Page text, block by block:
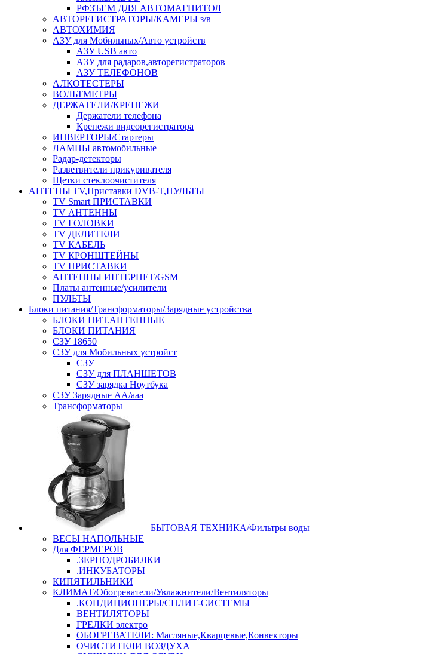
РФЗЪЕМ ДЛЯ АВТОМАГНИТОЛ
АВТОРЕГИСТРАТОРЫ/КАМЕРЫ з/в
АВТОХИМИЯ
АЗУ для Мобильных/Авто устройств
АЗУ USB авто
АЗУ для радаров,авторегистраторов
АЗУ ТЕЛЕФОНОВ
АЛКОТЕСТЕРЫ
ВОЛЬТМЕТРЫ
ДЕРЖАТЕЛИ/КРЕПЕЖИ
Держатели телефона
Крепежи видеорегистратора
ИНВЕРТОРЫ/Стартеры
ЛАМПЫ автомобильные
Радар-детекторы
Разветвители прикуривателя
Щетки стеклоочистителя
АНТЕНЫ ТV,Приставки DVB-T,ПУЛЬТЫ
TV Smart ПРИСТАВКИ
TV АНТЕННЫ
TV ГОЛОВКИ
TV ДЕЛИТЕЛИ
TV КАБЕЛЬ
TV КРОНШТЕЙНЫ
TV ПРИСТАВКИ
АНТЕННЫ ИНТЕРНЕТ/GSM
Платы антенные/усилители
ПУЛЬТЫ
Блоки питания/Трансформаторы/Зарядные устройства
БЛОКИ ПИТ.АНТЕННЫЕ
БЛОКИ ПИТАНИЯ
СЗУ 18650
СЗУ для Мобильных устройст
СЗУ
СЗУ для ПЛАНШЕТОВ
СЗУ зарядка Ноутбука
СЗУ Зарядные АА/ааа
Трансформаторы
БЫТОВАЯ ТЕХНИКА/Фильтры воды
ВЕСЫ НАПОЛЬНЫЕ
Для ФЕРМЕРОВ
.ЗЕРНОДРОБИЛКИ
.ИНКУБАТОРЫ
КИПЯТИЛЬНИКИ
КЛИМАТ/Обогреватели/Увлажнители/Вентиляторы
.КОНДИЦИОНЕРЫ/СПЛИТ-СИСТЕМЫ
ВЕНТИЛЯТОРЫ
ГРЕЛКИ электро
ОБОГРЕВАТЕЛИ: Масляные,Кварцевые,Конвекторы
ОЧИСТИТЕЛИ ВОЗДУХА